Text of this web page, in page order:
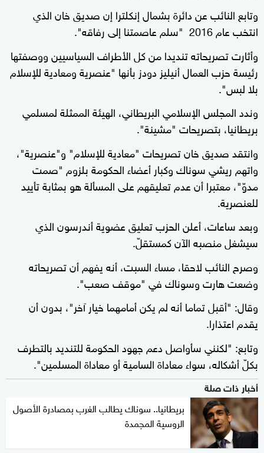
وتابع النائب عن دائرة بشمال إنكلترا إن صديق خان الذي
انتخب عام 2016 "سلم عاصمتنا إلى رفاقه".
وأثارت تصريحاته تنديدا من كل الأطراف السياسيين ووصفتها
رئيسة حزب العمال أنيليز دودز بأنها "عنصرية ومعادية للإسلام
بلا لبس".
وندد المجلس الإسلامي البريطاني، الهيئة الممثلة لمسلمي
بريطانيا، بتصريحات "مشينة".
وانتقد صديق خان تصريحات "معادية للإسلام" و"عنصرية"،
واتهم ريشي سوناك وكبار أعضاء الحكومة بلزوم "صمت
مدوّ"، معتبرا أن عدم تعليقهم على المسألة هو بمثابة تأييد
للعنصرية.
وبعد ساعات، أعلن الحزب تعليق عضوية أندرسون الذي
سيشغل منصبه الآن كمستقلّ.
وصرح النائب لاحقا، مساء السبت، أنه يفهم أن تصريحاته
وضعت هارت وسوناك في "موقف صعب".
وقال: "أقبل تماما أنه لم يكن أمامهما خيار آخر"، بدون أن
يقدم اعتذارا.
وتابع: "لكنني سأواصل دعم جهود الحكومة للتنديد بالتطرف
بكلّ أشكاله، سواء معاداة السامية أو معاداة المسلمين".
أخبار ذات صلة
بريطانيا.. سوناك يطالب الغرب بمصادرة الأصول
الروسية المجمدة